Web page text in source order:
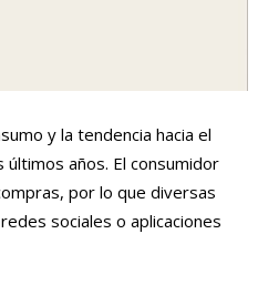
y la tendencia hacia el
años. El consumidor
por lo que diversas
sociales o aplicaciones